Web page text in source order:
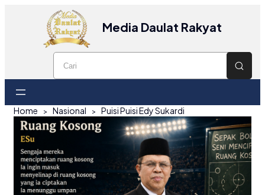
Media Daulat Rakyat
Home Nasional Puisi Puisi Edy Sukardi